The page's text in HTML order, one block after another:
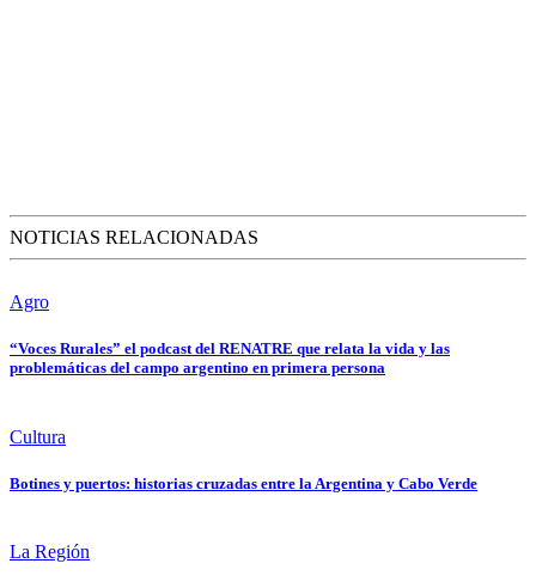
NOTICIAS RELACIONADAS
Agro
“Voces Rurales” el podcast del RENATRE que relata la vida y las
problemáticas del campo argentino en primera persona
Cultura
Botines y puertos: historias cruzadas entre la Argentina y Cabo Verde
La Región